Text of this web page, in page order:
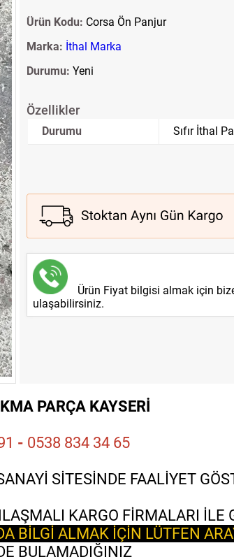
Ürün Kodu: Corsa Ön Panjur
Marka: İthal Marka
Durumu: Yeni
Özellikler
Durumu Sıfır İthal
Ürün Fiyat bilgisi almak için
ulaşabilirsiniz.
PARÇA KAYSERİ
- 0538 834 34 65
SİTESİNDE FAALİYET
KARGO FİRMALARI İLE
BİLGİ ALMAK İÇİN LÜTFEN
BULAMADIĞINIZ